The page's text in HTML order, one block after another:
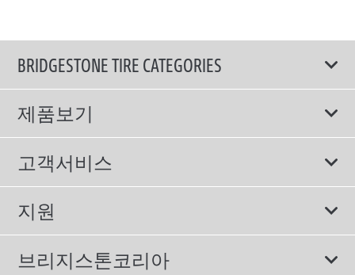
BRIDGESTONE TIRE CATEGORIES
제품보기
모두
스포츠 타이어
컴포트 타이어
친환경 타이어
고객서비스
보증서비스
에너지소비효율등급제도
지원
이용약관
브리지스톤코리아